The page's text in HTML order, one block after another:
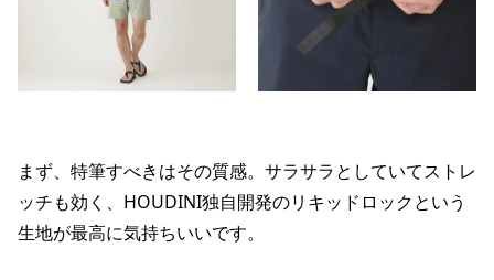
まず、特筆すべきはその質感。サラサラとしていてストレ
ッチも効く、HOUDINI独自開発のリキッドロックという
生地が最高に気持ちいいです。